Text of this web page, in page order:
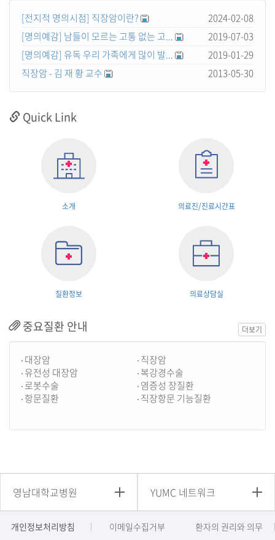
[전지적 명의시점] 직장암이란?
2024-02-08
[명의예감] 남들이 모르는 고통 없는 고...
2019-07-03
[명의예감] 유독 우리 가족에게 많이 발...
2019-01-29
직장암 - 김 재 황 교수
2013-05-30
Quick Link
소개 의료진/진료시간표
질환정보 의료상담실
중요질환 안내
대장암
직장암
유전성 대장암
복강경수술
로봇수술
염증성 장질환
항문질환
직장항문 기능질환
더보기
영남대학교병원 YUMC 네트워크
개인정보처리방침 이메일수집거부
환자의 권리와 의무